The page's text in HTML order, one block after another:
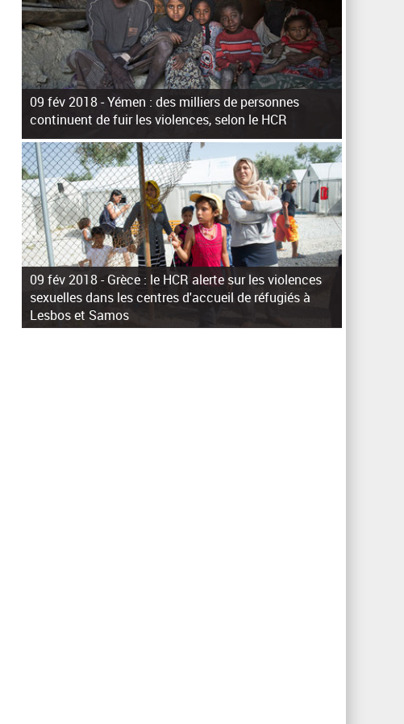
h
e
r
c
h
e
09 fév 2018 -Yémen : des milliers de personnes
continuent de fuir les violences, selon le HCR
09 fév 2018 -Grèce : le HCR alerte sur les violences
sexuelles dans les centres d'accueil de réfugiés à
Lesbos et Samos